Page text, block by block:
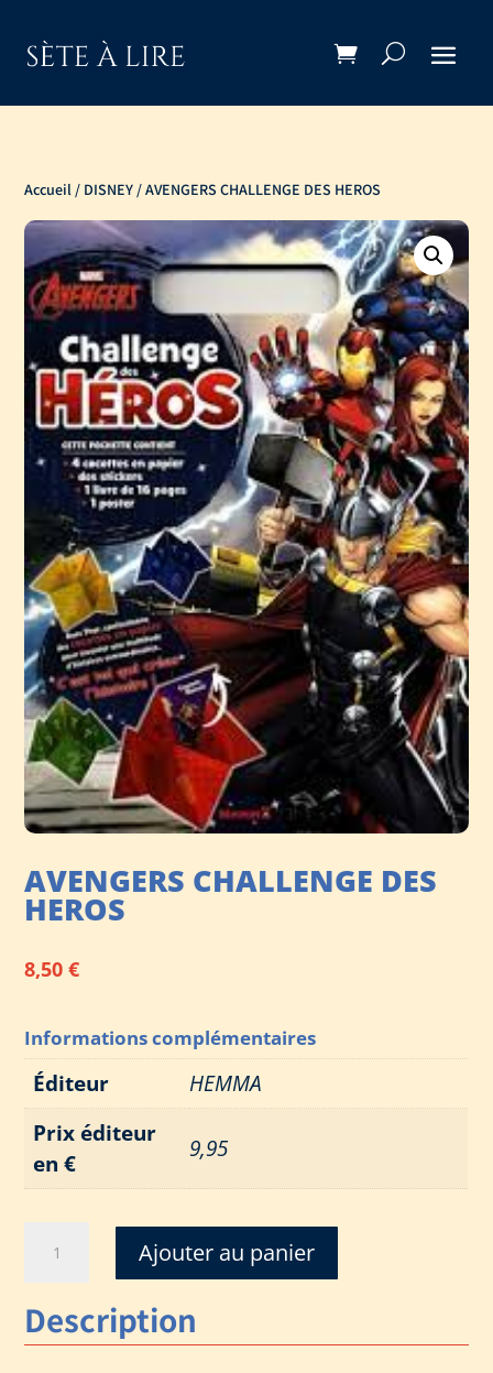
Accueil / DISNEY / AVENGERS CHALLENGE DES HEROS
AVENGERS CHALLENGE DES
HEROS
8,50€
Informations complémentaires
Éditeur
HEMMA
Prix éditeur
en €
9,95
AVENGERS
CHALLENGE
DES
Ajouter au panier
Description